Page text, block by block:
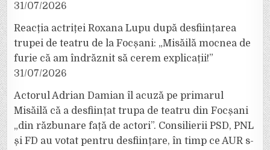
31/07/2026
Reacția actriței Roxana Lupu după desființarea
trupei de teatru de la Focșani: „Misăilă mocnea de
furie că am îndrăznit să cerem explicații!”
31/07/2026
Actorul Adrian Damian îl acuză pe primarul
Misăilă că a desființat trupa de teatru din Focșani
„din răzbunare față de actori”. Consilierii PSD, PNL
și FD au votat pentru desființare, în timp ce AUR s-